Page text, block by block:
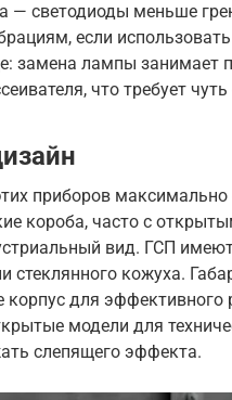
— светодиоды меньше
если
замена лампы занимает
что требует
приборов
короба, часто с
вид. ГСП
стеклянного кожуха.
корпус для эффективного
модели для
слепящего эффекта.